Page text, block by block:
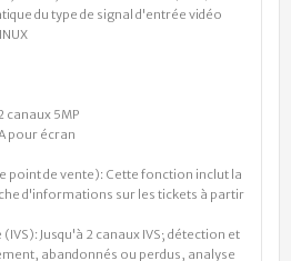
du type de signal d'entrée vidéo
canaux 5MP
pour écran
point de vente): Cette fonction inclut la
d'informations sur les tickets à partir
Jusqu'à 2 canaux IVS; détection et
abandonnés ou perdus, analyse